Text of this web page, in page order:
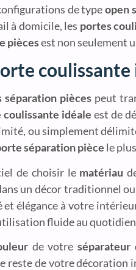
de typeopen
à domicile, les portes
piècesest non seulement
séparation piècespeut
coulissante idéale est de
ou simplement
séparation pièce le
de choisir le matériau
un décor traditionnel
élégance à votre
fluide au
de votreséparateur
reste de votre